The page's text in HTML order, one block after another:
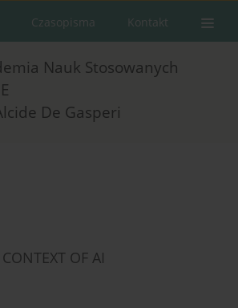
Czasopisma Kontakt
Nauk Stosowanych
De Gasperi
OF AI